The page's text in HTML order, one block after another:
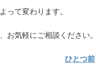
って変わります。
お気軽にご相談ください。
ひとつ